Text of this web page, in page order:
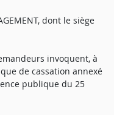
dont le siège
invoquent, à
de cassation annexé
publique du 25